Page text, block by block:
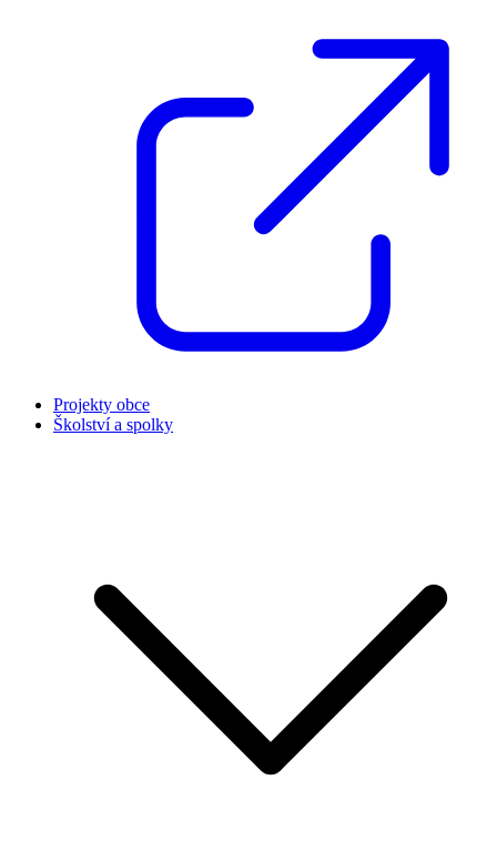
Projekty obce
Školství a spolky